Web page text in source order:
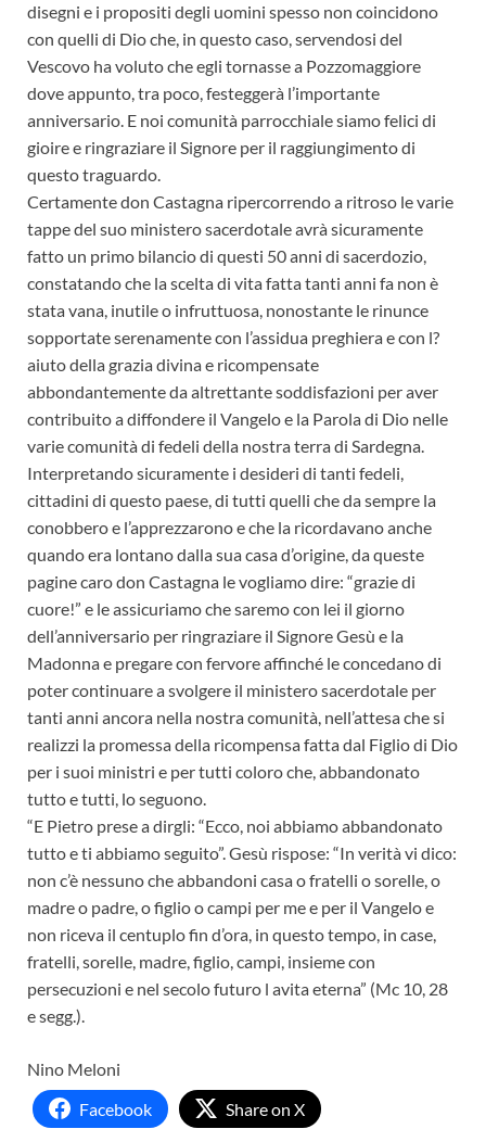
disegni e i propositi degli uomini spesso non coincidono
con quelli di Dio che, in questo caso, servendosi del
Vescovo ha voluto che egli tornasse a Pozzomaggiore
dove appunto, tra poco, festeggerà l’importante
anniversario. E noi comunità parrocchiale siamo felici di
gioire e ringraziare il Signore per il raggiungimento di
questo traguardo.
Certamente don Castagna ripercorrendo a ritroso le varie
tappe del suo ministero sacerdotale avrà sicuramente
fatto un primo bilancio di questi 50 anni di sacerdozio,
constatando che la scelta di vita fatta tanti anni fa non è
stata vana, inutile o infruttuosa, nonostante le rinunce
sopportate serenamente con l’assidua preghiera e con l?
aiuto della grazia divina e ricompensate
abbondantemente da altrettante soddisfazioni per aver
contribuito a diffondere il Vangelo e la Parola di Dio nelle
varie comunità di fedeli della nostra terra di Sardegna.
Interpretando sicuramente i desideri di tanti fedeli,
cittadini di questo paese, di tutti quelli che da sempre la
conobbero e l’apprezzarono e che la ricordavano anche
quando era lontano dalla sua casa d’origine, da queste
pagine caro don Castagna le vogliamo dire: “grazie di
cuore!” e le assicuriamo che saremo con lei il giorno
dell’anniversario per ringraziare il Signore Gesù e la
Madonna e pregare con fervore affinché le concedano di
poter continuare a svolgere il ministero sacerdotale per
tanti anni ancora nella nostra comunità, nell’attesa che si
realizzi la promessa della ricompensa fatta dal Figlio di Dio
per i suoi ministri e per tutti coloro che, abbandonato
tutto e tutti, lo seguono.
“E Pietro prese a dirgli: “Ecco, noi abbiamo abbandonato
tutto e ti abbiamo seguito”. Gesù rispose: “In verità vi dico:
non c’è nessuno che abbandoni casa o fratelli o sorelle, o
madre o padre, o figlio o campi per me e per il Vangelo e
non riceva il centuplo fin d’ora, in questo tempo, in case,
fratelli, sorelle, madre, figlio, campi, insieme con
persecuzioni e nel secolo futuro l avita eterna” (Mc 10, 28
e segg.).
Nino Meloni
Facebook
Share on X